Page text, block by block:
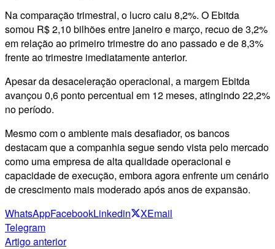
Na comparação trimestral, o lucro caiu 8,2%. O Ebitda
somou R$ 2,10 bilhões entre janeiro e março, recuo de 3,2%
em relação ao primeiro trimestre do ano passado e de 8,3%
frente ao trimestre imediatamente anterior.
Apesar da desaceleração operacional, a margem Ebitda
avançou 0,6 ponto percentual em 12 meses, atingindo 22,2%
no período.
Mesmo com o ambiente mais desafiador, os bancos
destacam que a companhia segue sendo vista pelo mercado
como uma empresa de alta qualidade operacional e
capacidade de execução, embora agora enfrente um cenário
de crescimento mais moderado após anos de expansão.
WhatsAppFacebookLinkedin XEmail
Telegram
Artigo anterior